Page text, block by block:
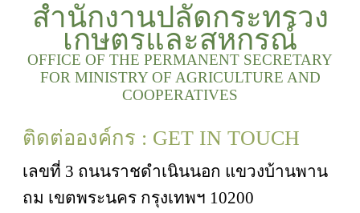
สำนักงานปลัดกระทรวง
เกษตรและสหกรณ์
OFFICE OF THE PERMANENT SECRETARY
FOR MINISTRY OF AGRICULTURE AND
COOPERATIVES
ติดต่อองค์กร : GET IN TOUCH
เลขที่ 3 ถนนราชดำเนินนอก แขวงบ้านพาน
ถม เขตพระนคร กรุงเทพฯ 10200